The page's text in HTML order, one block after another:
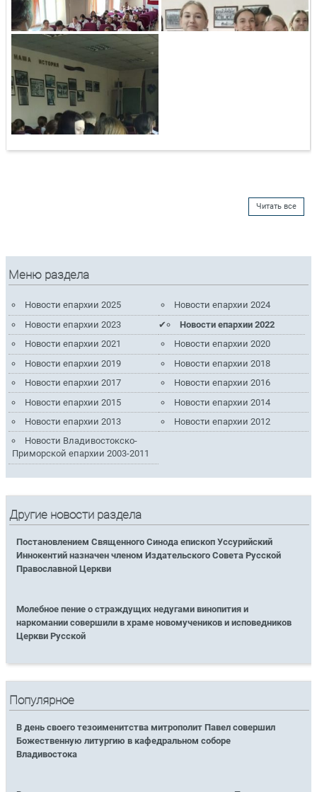
Читать все
Меню раздела
Новости епархии 2025
Новости епархии 2024
Новости епархии 2023
Новости епархии 2022
Новости епархии 2021
Новости епархии 2020
Новости епархии 2019
Новости епархии 2018
Новости епархии 2017
Новости епархии 2016
Новости епархии 2015
Новости епархии 2014
Новости епархии 2013
Новости епархии 2012
Новости Владивостокско-
Приморской епархии 2003-2011
Другие новости раздела
Постановлением Священного Синода епископ Уссурийский
Иннокентий назначен членом Издательского Совета Русской
Православной Церкви
Молебное пение о страждущих недугами винопития и
наркомании совершили в храме новомучеников и исповедников
Церкви Русской
Популярное
В день своего тезоименитства митрополит Павел совершил
Божественную литургию в кафедральном соборе
Владивостока